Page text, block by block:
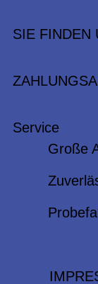
SIE FINDEN
Service
Große